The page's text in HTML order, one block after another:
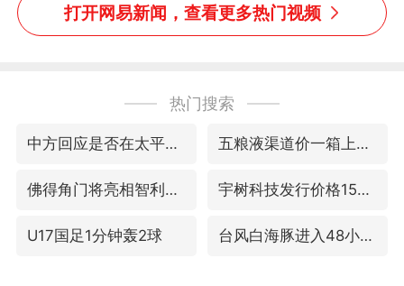
打开网易新闻，查看更多热门视频
热门搜索
中方回应是否在太平洋海底开采稀土 五粮液渠道价一箱上涨近百元
佛得角门将亮相智利俱乐部主场 宇树科技发行价格150.80元/股
U17国足1分钟轰2球 台风白海豚进入48小时警戒线